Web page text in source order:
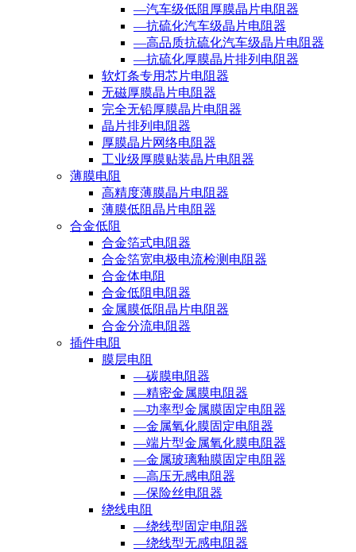
—汽车级低阻厚膜晶片电阻器
—抗硫化汽车级晶片电阻器
—高品质抗硫化汽车级晶片电阻器
—抗硫化厚膜晶片排列电阻器
软灯条专用芯片电阻器
无磁厚膜晶片电阻器
完全无铅厚膜晶片电阻器
晶片排列电阻器
厚膜晶片网络电阻器
工业级厚膜贴装晶片电阻器
薄膜电阻
高精度薄膜晶片电阻器
薄膜低阻晶片电阻器
合金低阻
合金箔式电阻器
合金箔宽电极电流检测电阻器
合金体电阻
合金低阻电阻器
金属膜低阻晶片电阻器
合金分流电阻器
插件电阻
膜层电阻
—碳膜电阻器
—精密金属膜电阻器
—功率型金属膜固定电阻器
—金属氧化膜固定电阻器
—端片型金属氧化膜电阻器
—金属玻璃釉膜固定电阻器
—高压无感电阻器
—保险丝电阻器
绕线电阻
—绕线型固定电阻器
—绕线型无感电阻器